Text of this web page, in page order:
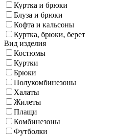
Куртка и брюки
Блуза и брюки
Кофта и кальсоны
Куртка, брюки, берет
Вид изделия
Костюмы
Куртки
Брюки
Полукомбинезоны
Халаты
Жилеты
Плащи
Комбинезоны
Футболки